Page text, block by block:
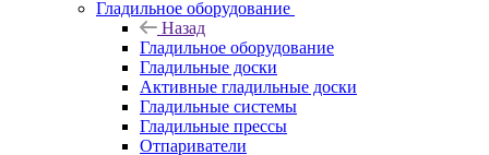
Гладильное оборудование
Назад
Гладильное оборудование
Гладильные доски
Активные гладильные доски
Гладильные системы
Гладильные прессы
Отпариватели